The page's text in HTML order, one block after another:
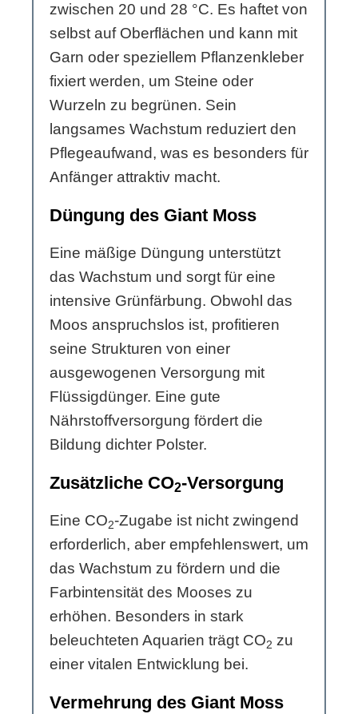
zwischen 20 und 28 °C. Es haftet von
selbst auf Oberflächen und kann mit
Garn oder speziellem Pflanzenkleber
fixiert werden, um Steine oder
Wurzeln zu begrünen. Sein
langsames Wachstum reduziert den
Pflegeaufwand, was es besonders für
Anfänger attraktiv macht.
Düngung des Giant Moss
Eine mäßige Düngung unterstützt
das Wachstum und sorgt für eine
intensive Grünfärbung. Obwohl das
Moos anspruchslos ist, profitieren
seine Strukturen von einer
ausgewogenen Versorgung mit
Flüssigdünger. Eine gute
Nährstoffversorgung fördert die
Bildung dichter Polster.
Zusätzliche CO2-Versorgung
Eine CO2-Zugabe ist nicht zwingend
erforderlich, aber empfehlenswert, um
das Wachstum zu fördern und die
Farbintensität des Mooses zu
erhöhen. Besonders in stark
beleuchteten Aquarien trägt CO2 zu
einer vitalen Entwicklung bei.
Vermehrung des Giant Moss